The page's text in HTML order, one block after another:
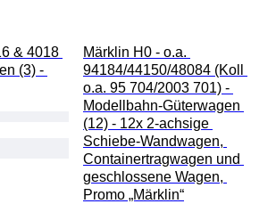
& 4018
(3) -
Märklin H0 - o.a.
94184/44150/48084 (Koll
o.a. 95 704/2003 701) -
Modellbahn-Güterwagen
(12) - 12x 2-achsige
Schiebe-Wandwagen,
Containertragwagen und
geschlossene Wagen,
Promo „Märklin“